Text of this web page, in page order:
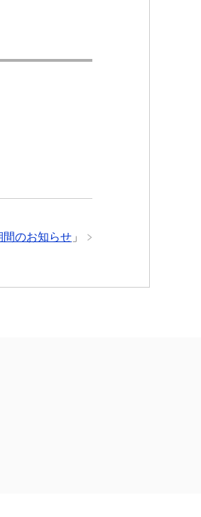
間のお知らせ 」